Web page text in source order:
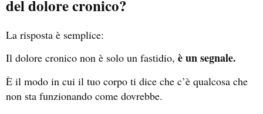
del dolore cronico?
La risposta è semplice:
Il dolore cronico non è solo un fastidio, è un segnale.
È il modo in cui il tuo corpo ti dice che c’è qualcosa che
non sta funzionando come dovrebbe.